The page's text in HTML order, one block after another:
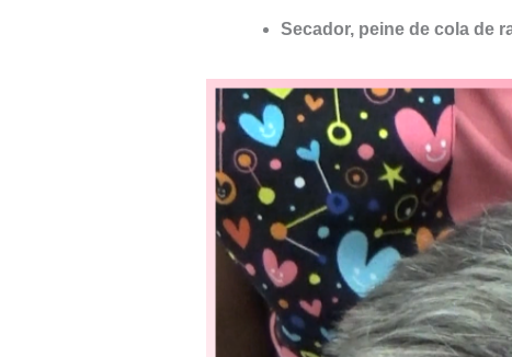
Secador, peine de cola de